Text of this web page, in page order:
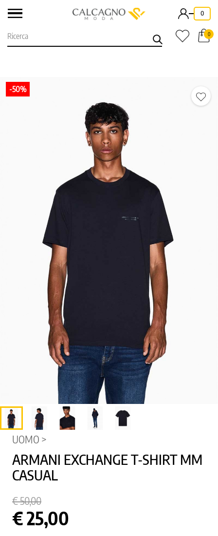
- 0
0
-50%
UOMO >
ARMANI EXCHANGE T-SHIRT MM
CASUAL
€ 50,00
€ 25,00